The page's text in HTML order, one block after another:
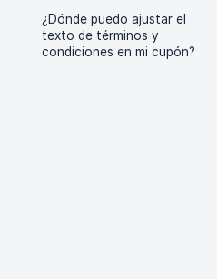
¿Dónde puedo ajustar el
texto de términos y
condiciones en mi cupón?